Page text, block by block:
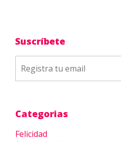
Suscríbete
Categorias
Felicidad